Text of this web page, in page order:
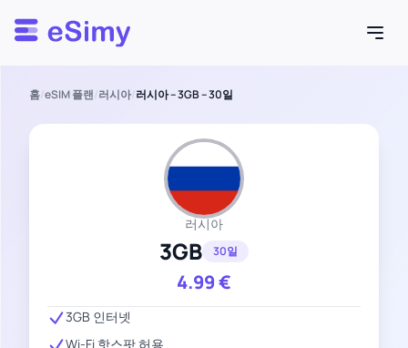
Esimy
홈/eSIM 플랜/러시아/러시아 – 3GB – 30일
러시아
3GB 30일
4.99€
3GB 인터넷
Wi-Fi 핫스팟 허용